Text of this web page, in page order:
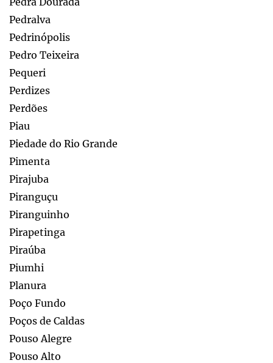
Pedralva
Pedrinópolis
Pedro Teixeira
Pequeri
Perdizes
Perdões
Piau
Piedade do Rio Grande
Pimenta
Pirajuba
Piranguçu
Piranguinho
Pirapetinga
Piraúba
Piumhi
Planura
Poço Fundo
Poços de Caldas
Pouso Alegre
Pouso Alto